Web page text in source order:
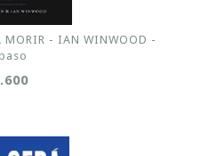
MORIR - IAN WINWOOD -